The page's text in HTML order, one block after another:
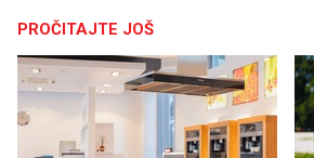
PROČITAJTE JOŠ